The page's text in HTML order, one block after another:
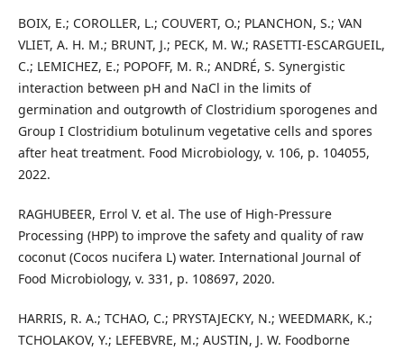
BOIX, E.; COROLLER, L.; COUVERT, O.; PLANCHON, S.; VAN
VLIET, A. H. M.; BRUNT, J.; PECK, M. W.; RASETTI-ESCARGUEIL,
C.; LEMICHEZ, E.; POPOFF, M. R.; ANDRÉ, S. Synergistic
interaction between pH and NaCl in the limits of
germination and outgrowth of Clostridium sporogenes and
Group I Clostridium botulinum vegetative cells and spores
after heat treatment. Food Microbiology, v. 106, p. 104055,
2022.
RAGHUBEER, Errol V. et al. The use of High-Pressure
Processing (HPP) to improve the safety and quality of raw
coconut (Cocos nucifera L) water. International Journal of
Food Microbiology, v. 331, p. 108697, 2020.
HARRIS, R. A.; TCHAO, C.; PRYSTAJECKY, N.; WEEDMARK, K.;
TCHOLAKOV, Y.; LEFEBVRE, M.; AUSTIN, J. W. Foodborne